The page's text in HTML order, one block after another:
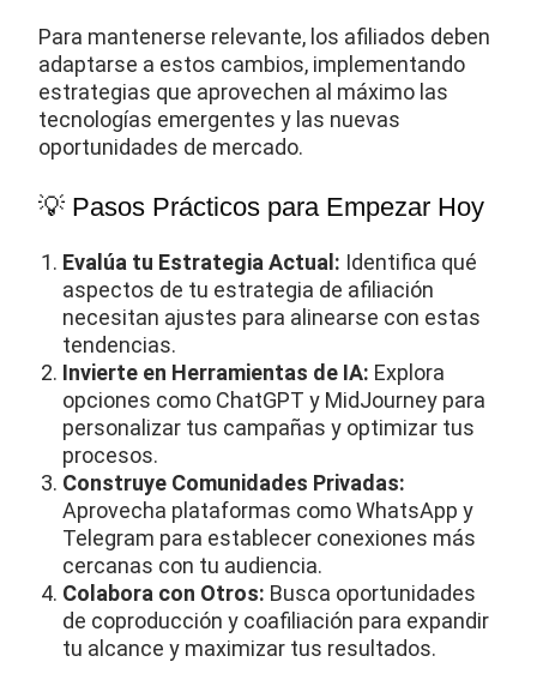
Para mantenerse relevante, los afiliados deben
adaptarse a estos cambios, implementando
estrategias que aprovechen al máximo las
tecnologías emergentes y las nuevas
oportunidades de mercado.
💡 Pasos Prácticos para Empezar Hoy
Evalúa tu Estrategia Actual: Identifica qué
aspectos de tu estrategia de afiliación
necesitan ajustes para alinearse con estas
tendencias.
Invierte en Herramientas de IA: Explora
opciones como ChatGPT y MidJourney para
personalizar tus campañas y optimizar tus
procesos.
Construye Comunidades Privadas:
Aprovecha plataformas como WhatsApp y
Telegram para establecer conexiones más
cercanas con tu audiencia.
Colabora con Otros: Busca oportunidades
de coproducción y coafiliación para expandir
tu alcance y maximizar tus resultados.